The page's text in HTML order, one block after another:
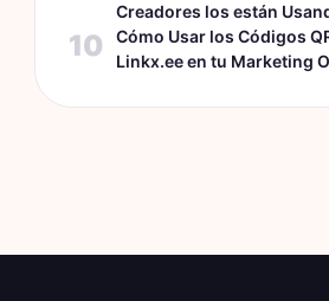
Creadores los están
10
Cómo Usar los Códigos
Linkx.ee en tu Marketing